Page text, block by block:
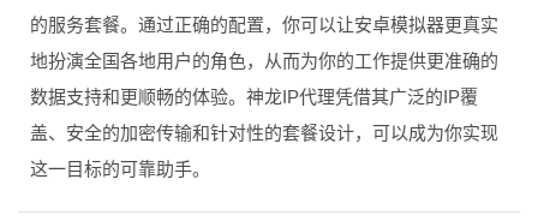
的服务套餐。通过正确的配置，你可以让安卓模拟器更真实
地扮演全国各地用户的角色，从而为你的工作提供更准确的
数据支持和更顺畅的体验。神龙IP代理凭借其广泛的IP覆
盖、安全的加密传输和针对性的套餐设计，可以成为你实现
这一目标的可靠助手。